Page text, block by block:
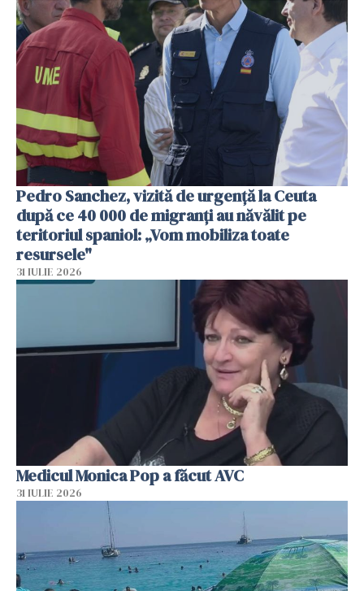
Pedro Sanchez, vizită de urgență la Ceuta
după ce 40 000 de migranți au năvălit pe
teritoriul spaniol: „Vom mobiliza toate
resursele"
31 IULIE 2026
Medicul Monica Pop a făcut AVC
31 IULIE 2026